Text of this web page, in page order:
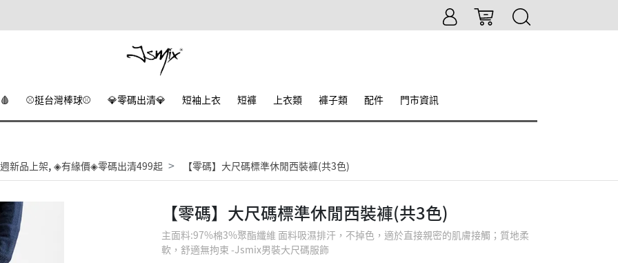
⚾挺台灣棒球⚾ 💎零碼出清💎 短袖上衣 短褲 上衣類 褲子類 配件 門市資訊
新品上架, ◈有緣價◈零碼出清499起 【零碼】大尺碼標準休閒西裝褲(共3色)
【零碼】大尺碼標準休閒西裝褲(共3色)
主面料:97%棉3%聚酯纖維 面料吸濕排汗，不掉色，適於直接親密的肌膚接觸；質地柔
軟，舒適無拘束 -Jsmix男裝大尺碼服飾